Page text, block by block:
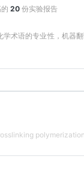
20份实验报告
术语的专业性，机器